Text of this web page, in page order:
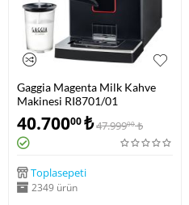
Gaggia Magenta Milk Kahve
Makinesi RI8701/01
40.70000₺47.99900 ₺
Toplasepeti
2349 ürün